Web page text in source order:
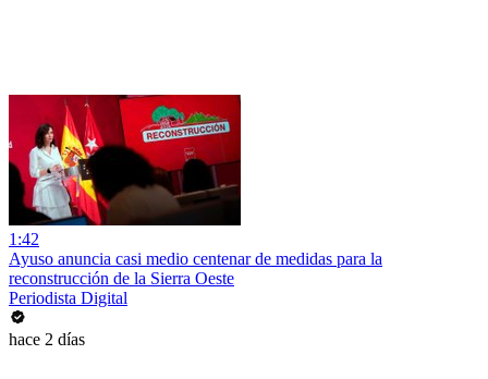
1:42
Ayuso anuncia casi medio centenar de medidas para la
reconstrucción de la Sierra Oeste
Periodista Digital
hace 2 días